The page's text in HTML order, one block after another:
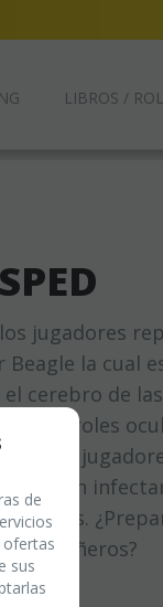
LIBROS / ROL
los jugadores
Beagle la cual
el cerebro de
de roles
sanos.
compañeros?
de
ofertas
sus